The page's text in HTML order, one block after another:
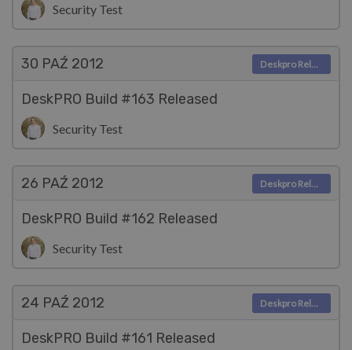
Security Test
30 PAŹ 2012
DeskPRO Build #163 Released
Security Test
Deskpro Releases
26 PAŹ 2012
DeskPRO Build #162 Released
Security Test
Deskpro Releases
24 PAŹ 2012
DeskPRO Build #161 Released
Deskpro Releases